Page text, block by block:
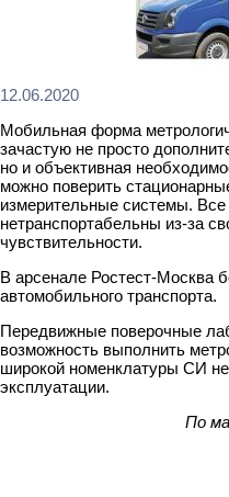
12.06.2020
Мобильная форма
зачастую не просто
но и объективная
можно поверить
измерительные системы.
нетранспортабельны из-за
чувствительности.
В арсенале Ростест-Москва
автомобильного транспорта.
Передвижные поверочные
возможность выполнить
широкой номенклатуры СИ
эксплуатации.
По